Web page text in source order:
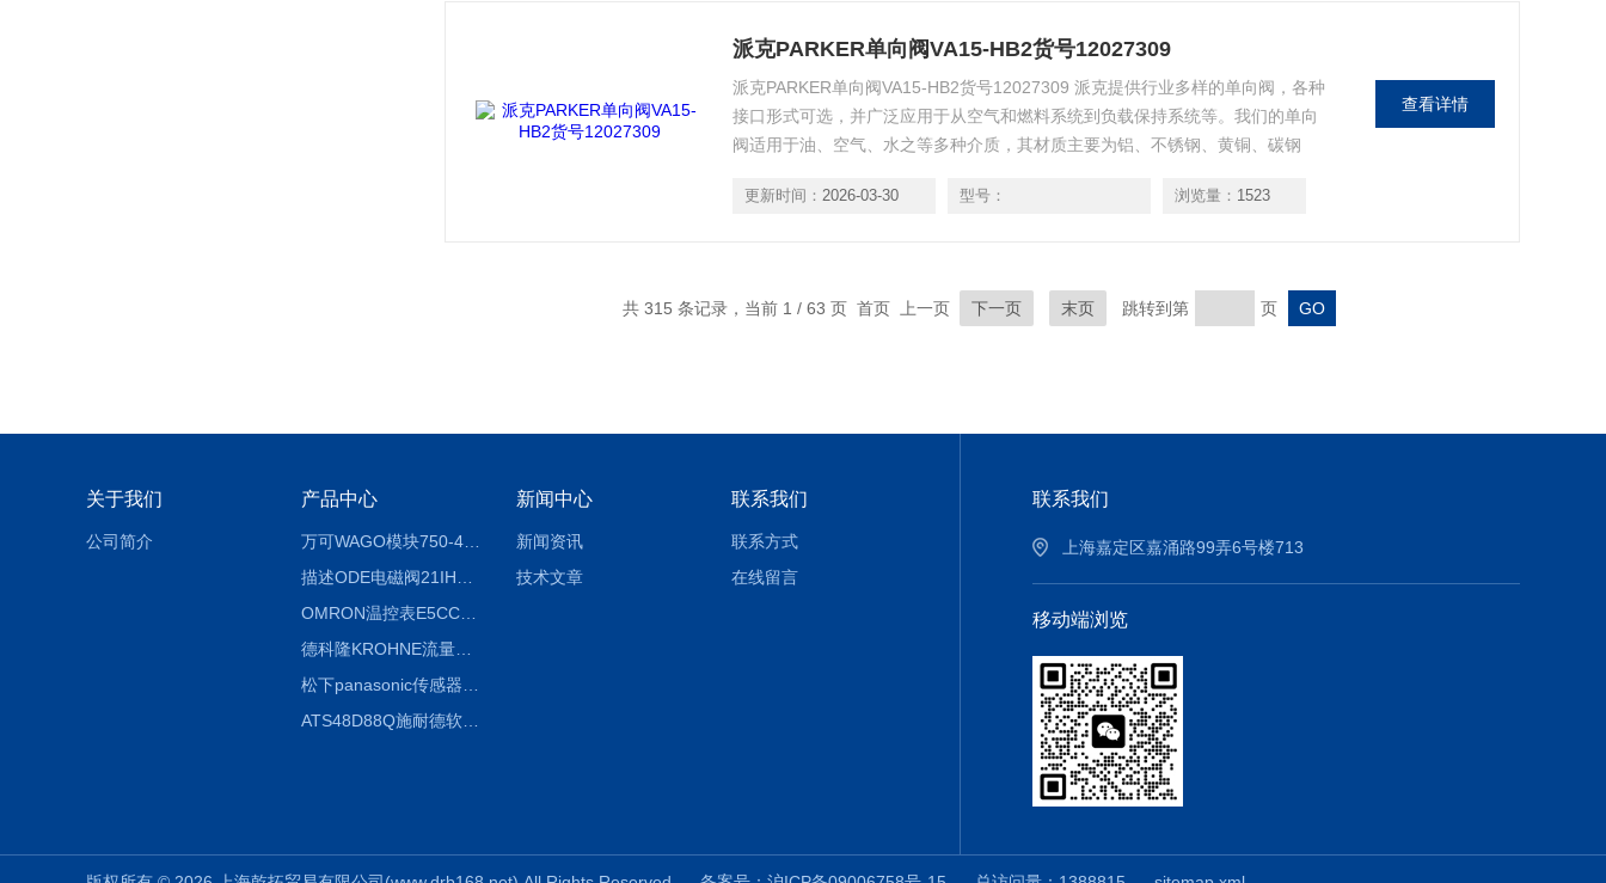
派克PARKER单向阀VA15-HB2货号12027309
派克PARKER单向阀VA15-HB2货号12027309 派克提供行业多样的单向阀，各种
接口形式可选，并广泛应用于从空气和燃料系统到负载保持系统等。我们的单向
阀适用于油、空气、水之等多种介质，其材质主要为铝、不锈钢、黄铜、碳钢
弹性密封。
更新时间： 2026-03-30 型号： 浏览量： 1523
查看详情
共 315 条记录，当前 1 / 63 页 首页 上一页 下一页 末页 跳转到第 页
关于我们
公司简介
产品中心
万可WAGO模块750-404/000-003
OMRON温控表E5CC-RX2ASM-800信息
德科隆KROHNE流量计OPTIFLUX4300C广泛应用
ATS48D88Q施耐德软起动器使用说明
新闻中心
新闻资讯
技术文章
联系我们
联系方式
在线留言
联系我们
上海嘉定区嘉涌路99弄6号楼713
移动端浏览